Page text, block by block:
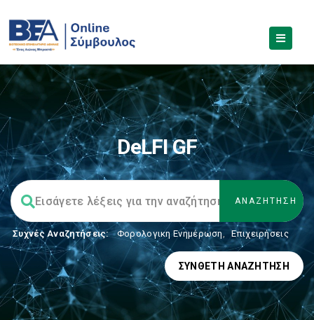
DeLFI GF
Συχνές Αναζητήσεις: Φορολογικη Ενημέρωση, Επιχειρήσεις
ΣΎΝΘΕΤΗ ΑΝΑΖΉΤΗΣΗ